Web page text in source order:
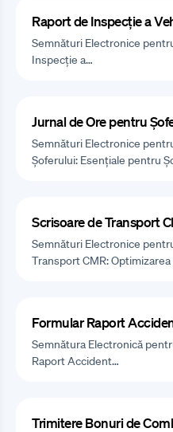
Raport de Inspecție a
Semnături Electronice
Inspecție a…
Jurnal de Ore pentru
Semnături Electronice
Șoferului: Esențiale pentru
Scrisoare de Transport
Semnături Electronice
Transport CMR:
Formular Raport
Semnătura Electronică
Raport Accident…
Trimitere Bonuri de